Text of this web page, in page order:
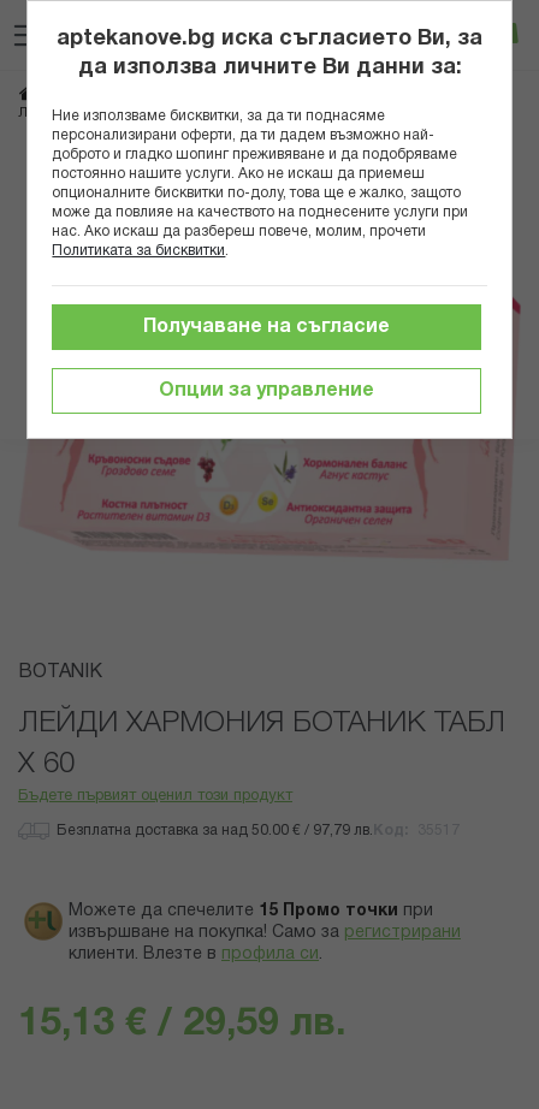
към
съдържанието
Вход
ЛЕЙДИ ХАРМОНИЯ БОТАНИК ТАБЛ Х 60
Преминете
края
Преминете
началото
галерия
със
BOTANIK
ЛЕЙДИ ХАРМОНИЯ БОТАНИК ТАБЛ
Х 60
Бъдете първият оценил този продукт
Безплатна доставка за над 50.00 € / 97,79 лв.
Можете да спечелите 15 Промо точки
при
извършване на покупка! Само за регистрирани
клиенти. Влезте в профила си .
15,13 € / 29,59 лв.
aptekanove.bg иска съгласието Ви, за
да използва личните Ви данни за:
Ние използваме бисквитки, за да ти поднасяме
персонализирани оферти, да ти дадем възможно най-
доброто и гладко шопинг преживяване и да подобряваме
постоянно нашите услуги. Ако не искаш да приемеш
опционалните бисквитки по-долу, това ще е жалко, защото
може да повлияе на качеството на поднесените услуги при
нас. Ако искаш да разбереш повече, молим, прочети
Политиката за бисквитки
Опции за управление
Получаване на съгласие